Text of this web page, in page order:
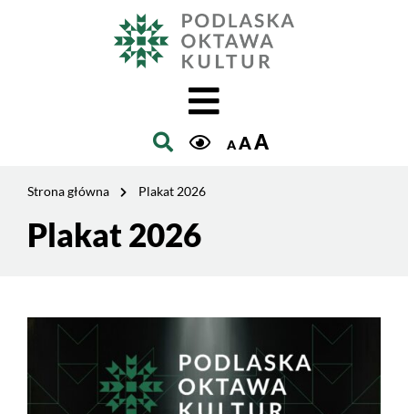
AAA
Strona główna Plakat 2026
Treść
stronyPlakat 2026